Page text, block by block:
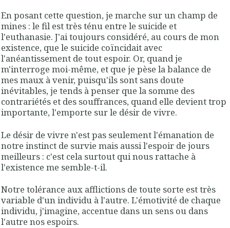
En posant cette question, je marche sur un champ de
mines : le fil est très ténu entre le suicide et
l'euthanasie. J'ai toujours considéré, au cours de mon
existence, que le suicide coïncidait avec
l'anéantissement de tout espoir. Or, quand je
m'interroge moi-même, et que je pèse la balance de
mes maux à venir, puisqu'ils sont sans doute
inévitables, je tends à penser que la somme des
contrariétés et des souffrances, quand elle devient trop
importante, l'emporte sur le désir de vivre.
Le désir de vivre n'est pas seulement l'émanation de
notre instinct de survie mais aussi l'espoir de jours
meilleurs : c'est cela surtout qui nous rattache à
l'existence me semble-t-il.
Notre tolérance aux afflictions de toute sorte est très
variable d'un individu à l'autre. L'émotivité de chaque
individu, j'imagine, accentue dans un sens ou dans
l'autre nos espoirs.